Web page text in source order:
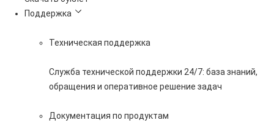
Поддержка
Техническая поддержка
Служба технической поддержки 24/7: база знаний,
обращения и оперативное решение задач
Документация по продуктам